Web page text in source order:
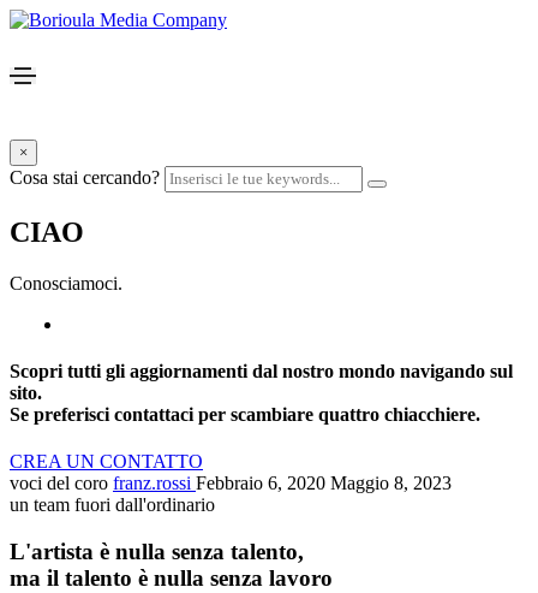
×
Cosa stai cercando?
CIAO
Conosciamoci.
Scopri tutti gli aggiornamenti dal nostro mondo navigando sul
sito.
Se preferisci contattaci per scambiare quattro chiacchiere.
CREA UN CONTATTO
voci del coro franz.rossi Febbraio 6, 2020 Maggio 8, 2023
un team fuori dall'ordinario
L'artista è nulla senza talento,
ma il talento è nulla senza lavoro